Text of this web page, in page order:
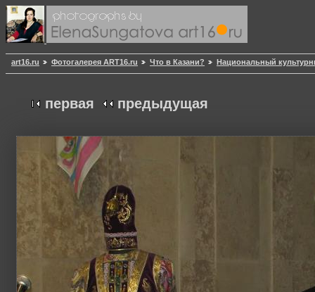
art16.ru Фотогалерея ART16.ru Что в Казани? Национальный
первая предыдущая